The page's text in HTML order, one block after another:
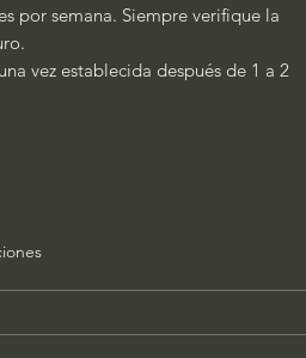
por semana. Siempre verifique la
vez establecida después de 1 a 2